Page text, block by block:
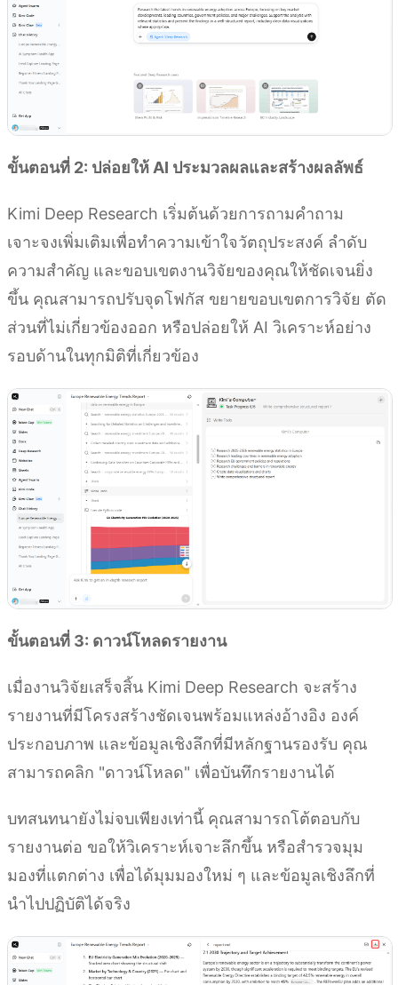
ขั้นตอนที่ 2: ปล่อยให้ AI ประมวลผลและสร้างผลลัพธ์
Kimi Deep Research เริ่มต้นด้วยการถามคำถาม
เจาะจงเพิ่มเติมเพื่อทำความเข้าใจวัตถุประสงค์ ลำดับ
ความสำคัญ และขอบเขตงานวิจัยของคุณให้ชัดเจนยิ่ง
ขึ้น คุณสามารถปรับจุดโฟกัส ขยายขอบเขตการวิจัย ตัด
ส่วนที่ไม่เกี่ยวข้องออก หรือปล่อยให้ AI วิเคราะห์อย่าง
รอบด้านในทุกมิติที่เกี่ยวข้อง
ขั้นตอนที่ 3: ดาวน์โหลดรายงาน
เมื่องานวิจัยเสร็จสิ้น Kimi Deep Research จะสร้าง
รายงานที่มีโครงสร้างชัดเจนพร้อมแหล่งอ้างอิง องค์
ประกอบภาพ และข้อมูลเชิงลึกที่มีหลักฐานรองรับ คุณ
สามารถคลิก "ดาวน์โหลด" เพื่อบันทึกรายงานได้
บทสนทนายังไม่จบเพียงเท่านี้ คุณสามารถโต้ตอบกับ
รายงานต่อ ขอให้วิเคราะห์เจาะลึกขึ้น หรือสำรวจมุม
มองที่แตกต่าง เพื่อได้มุมมองใหม่ ๆ และข้อมูลเชิงลึกที่
นำไปปฏิบัติได้จริง